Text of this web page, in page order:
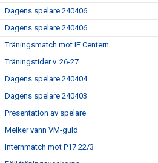
Dagens spelare 240406
Dagens spelare 240406
Träningsmatch mot IF Centern
Träningstider v. 26-27
Dagens spelare 240404
Dagens spelare 240403
Presentation av spelare
Melker vann VM-guld
Internmatch mot P17 22/3